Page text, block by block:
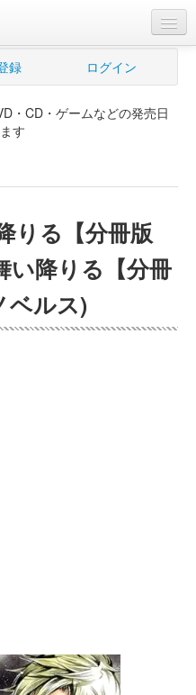
録 ログイン
・CD・ゲームなどの発売日
す
りる【分冊版
い降りる【分冊
ベルス)